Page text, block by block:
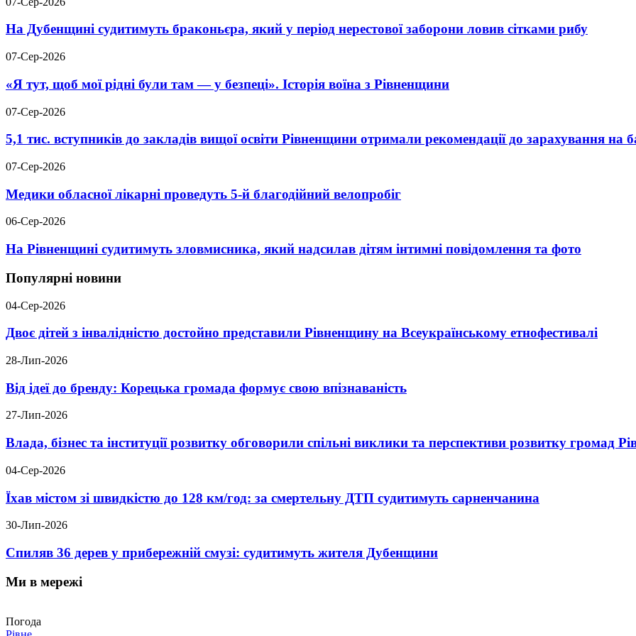
На Дубенщині судитимуть браконьєра, який у період нерестової заборони ловив сітками рибу
07-Сер-2026
«Я тут, щоб мої рідні були там — у безпеці». Історія воїна з Рівненщини
07-Сер-2026
5,1 тис. вступників до закладів вищої освіти Рівненщини отримали рекомендації до зарахування на
07-Сер-2026
Медики обласної лікарні проведуть 5-й благодійний велопробіг
06-Сер-2026
На Рівненщині судитимуть зловмисника, який надсилав дітям інтимні повідомлення та фото
Популярні новини
04-Сер-2026
Двоє дітей з інвалідністю достойно представили Рівненщину на Всеукраїнському етнофестивалі
28-Лип-2026
Від ідеї до бренду: Корецька громада формує свою впізнаваність
27-Лип-2026
Влада, бізнес та інституції розвитку обговорили спільні виклики та перспективи розвитку громад
04-Сер-2026
Їхав містом зі швидкістю до 128 км/год: за смертельну ДТП судитимуть сарненчанина
30-Лип-2026
Спиляв 36 дерев у прибережній смузі: судитимуть жителя Дубенщини
Ми в мережі
Погода